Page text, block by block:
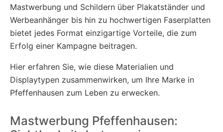
Mastwerbung und Schildern über Plakatständer und
Werbeanhänger bis hin zu hochwertigen Faserplatten
bietet jedes Format einzigartige Vorteile, die zum
Erfolg einer Kampagne beitragen.
Hier erfahren Sie, wie diese Materialien und
Displaytypen zusammenwirken, um Ihre Marke in
Pfeffenhausen zum Leben zu erwecken.
Mastwerbung Pfeffenhausen: